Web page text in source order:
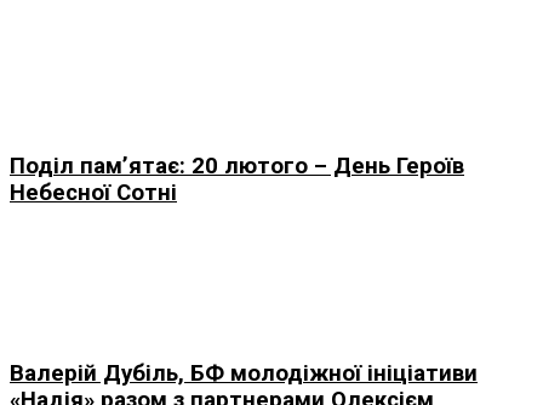
Поділ пам’ятає: 20 лютого – День Героїв
Небесної Сотні
Валерій Дубіль, БФ молодіжної ініціативи